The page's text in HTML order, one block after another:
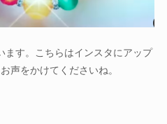
ます。こちらはインスタにアップ
声をかけてくださいね。